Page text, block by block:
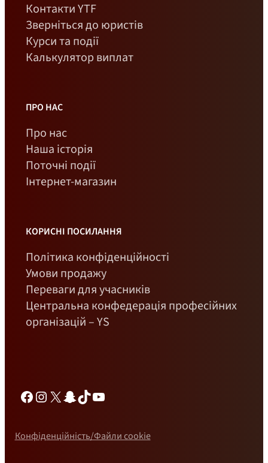
Контакти YTF
Зверніться до юристів
Курси та події
Калькулятор виплат
ПРО НАС
Про нас
Наша історія
Поточні події
Інтернет-магазин
КОРИСНІ ПОСИЛАННЯ
Політика конфіденційності
Умови продажу
Переваги для учасників
Центральна конфедерація професійних
організацій – YS
Конфіденційність/Файли cookie
Фейсбук
Інстаграм
Х Снепчат
ТікТокYouTube